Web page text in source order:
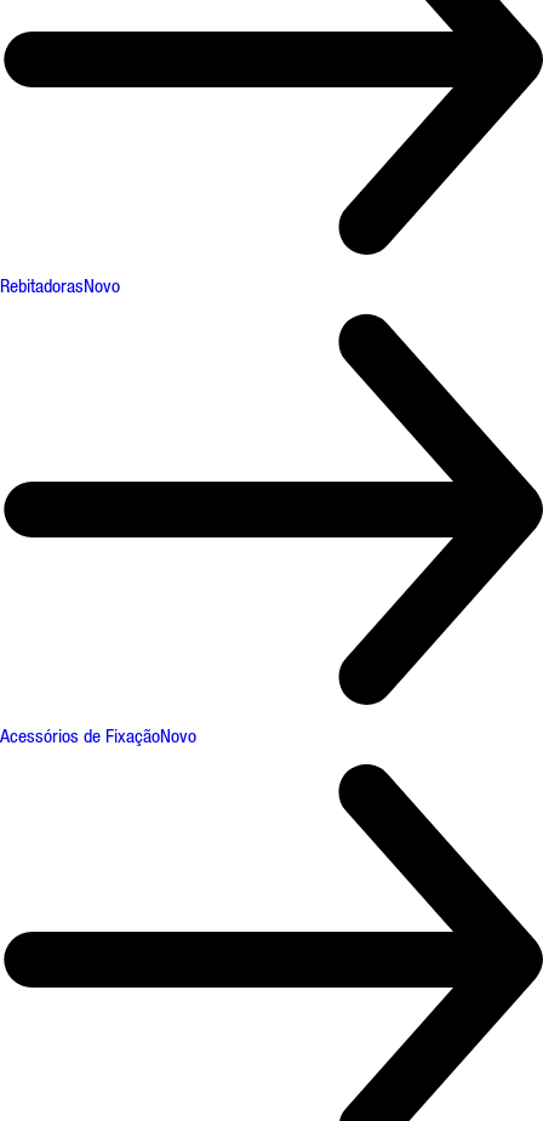
RebitadorasNovo
Acessórios de FixaçãoNovo